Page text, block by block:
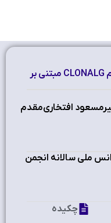
کاهش ابعاد داده با رویکرد الگوریتم CLONALG مبتنی بر
افتخاری‌مقدم
ملی سالانه انجمن
چکیده